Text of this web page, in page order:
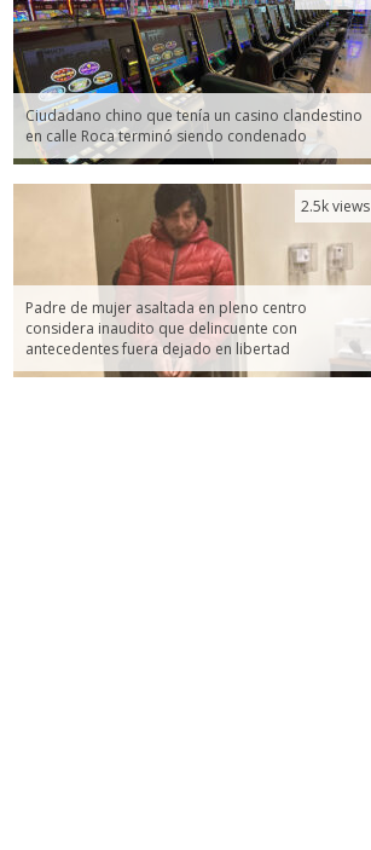
Ciudadano chino que tenía un casino clandestino
en calle Roca terminó siendo condenado
Padre de mujer asaltada en pleno centro
considera inaudito que delincuente con
antecedentes fuera dejado en libertad
2.5k views